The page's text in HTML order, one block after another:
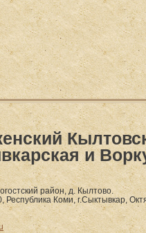
и
район, д. Кылтово.
Коми, г.Сыктывкар,